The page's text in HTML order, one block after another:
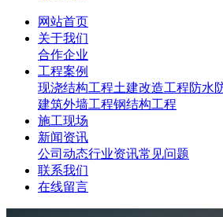
网站首页
关于我们
合作企业
工程案例
现浇结构工程土建改造工程防水
建筑外墙工程钢结构工程
施工现场
新闻资讯
公司动态行业资讯常见问题
联系我们
在线留言